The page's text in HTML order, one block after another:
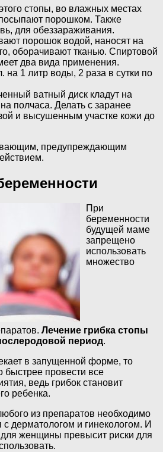
стопы, во влажных местах
порошком. Также
для обеззараживания.
порошок водой, наносят на
оборачивают тканью. Спиртовой
два вида применения.
на 1 литр воды, 2 раза в сутки по
ватный диск кладут на
полчаса. Делать с заранее
и высушенным участке кожи до
предупреждающим
При
беременности
будущей маме
запрещено
использовать
множество
Лечение грибка стопы
период.
в запущенной форме, то
быстрее провести все
ведь грибок становит
ребенка.
из препаратов необходимо
с дерматологом и гинекологом. И
для женщины превысит риски для